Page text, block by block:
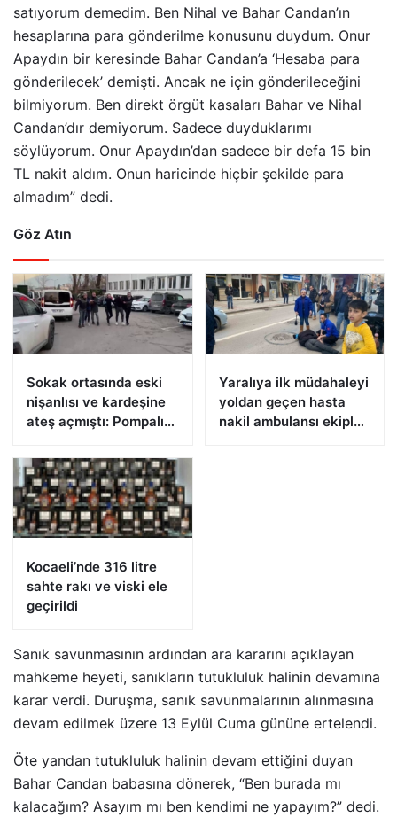
satıyorum demedim. Ben Nihal ve Bahar Candan’ın
hesaplarına para gönderilme konusunu duydum. Onur
Apaydın bir keresinde Bahar Candan’a ‘Hesaba para
gönderilecek’ demişti. Ancak ne için gönderileceğini
bilmiyorum. Ben direkt örgüt kasaları Bahar ve Nihal
Candan’dır demiyorum. Sadece duyduklarımı
söylüyorum. Onur Apaydın’dan sadece bir defa 15 bin
TL nakit aldım. Onun haricinde hiçbir şekilde para
almadım” dedi.
Göz Atın
Sokak ortasında eski
nişanlısı ve kardeşine
ateş açmıştı: Pompalı
Yaralıya ilk müdahaleyi
yoldan geçen hasta
nakil ambulansı ekipleri
Kocaeli’nde 316 litre
sahte rakı ve viski ele
geçirildi
Sanık savunmasının ardından ara kararını açıklayan
mahkeme heyeti, sanıkların tutukluluk halinin devamına
karar verdi. Duruşma, sanık savunmalarının alınmasına
devam edilmek üzere 13 Eylül Cuma gününe ertelendi.
Öte yandan tutukluluk halinin devam ettiğini duyan
Bahar Candan babasına dönerek, “Ben burada mı
kalacağım? Asayım mı ben kendimi ne yapayım?” dedi.